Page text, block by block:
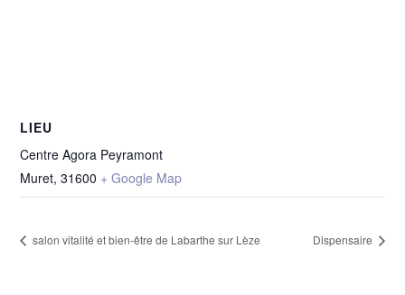
LIEU
Centre Agora Peyramont
Muret, 31600 + Google Map
salon vitalité et bien-être de Labarthe sur Lèze Dispensaire